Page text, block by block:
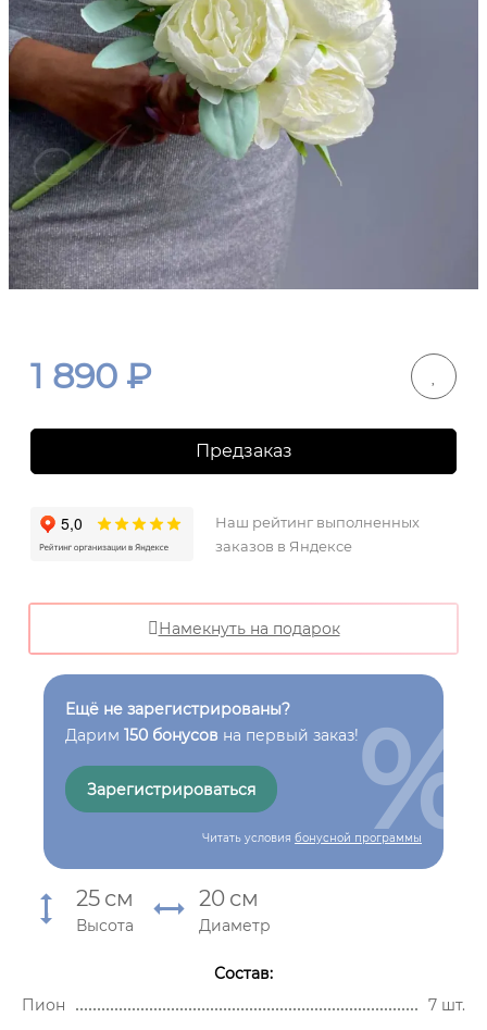
1 890 ₽
Предзаказ
Наш рейтинг выполненных
заказов в Яндексе
Намекнуть на подарок
Ещё не зарегистрированы?
Дарим 150 бонусов на первый заказ!
Зарегистрироваться
Читать условия бонусной программы
%
25 см
Высота
20 см
Диаметр
Состав:
Пион
7 шт.